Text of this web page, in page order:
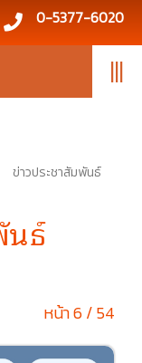
0-5377-6020
|||
ข่าวประชาสัมพันธ์
นธ์
หน้า 6 / 54